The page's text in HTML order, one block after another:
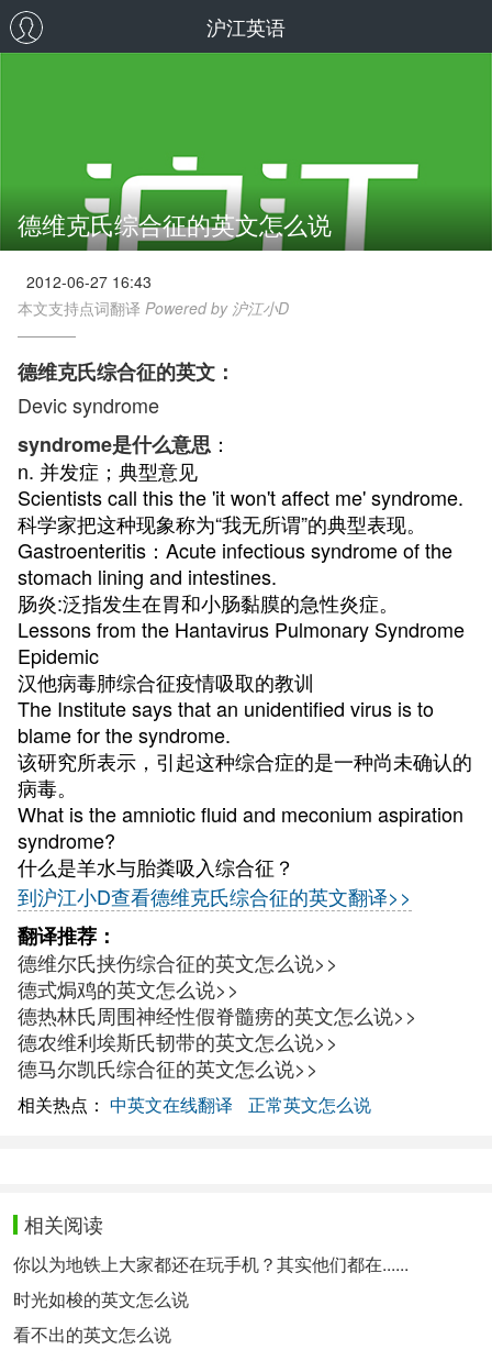
沪江英语
德维克氏综合征的英文怎么说
2012-06-27 16:43
本文支持点词翻译 Powered by 沪江小D
德维克氏综合征的英文：
Devic syndrome
syndrome是什么意思 ：
n. 并发症；典型意见
Scientists call this the 'it won't affect me' syndrome.
科学家把这种现象称为“我无所谓”的典型表现。
Gastroenteritis：Acute infectious syndrome of the
stomach lining and intestines.
肠炎:泛指发生在胃和小肠黏膜的急性炎症。
Lessons from the Hantavirus Pulmonary Syndrome
Epidemic
汉他病毒肺综合征疫情吸取的教训
The Institute says that an unidentified virus is to
blame for the syndrome.
该研究所表示，引起这种综合症的是一种尚未确认的
病毒。
What is the amniotic fluid and meconium aspiration
syndrome?
什么是羊水与胎粪吸入综合征？
到沪江小D查看德维克氏综合征的英文翻译>>
翻译推荐：
德维尔氏挟伤综合征的英文怎么说>>
德式焗鸡的英文怎么说>>
德热林氏周围神经性假脊髓痨的英文怎么说>>
德农维利埃斯氏韧带的英文怎么说>>
德马尔凯氏综合征的英文怎么说>>
相关热点： 中英文在线翻译 正常英文怎么说
相关阅读
你以为地铁上大家都还在玩手机？其实他们都在......
时光如梭的英文怎么说
看不出的英文怎么说